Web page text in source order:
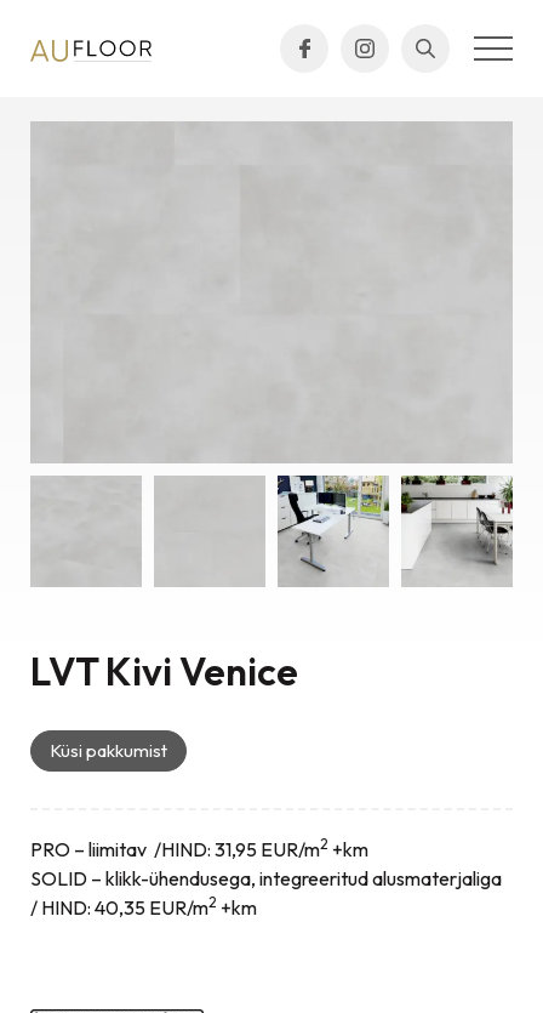
LVT Kivi Venice
Küsi pakkumist
PRO – liimitav /HIND: 31,95 EUR/m2 +km
SOLID – klikk-ühendusega, integreeritud alusmaterjaliga
/ HIND: 40,35 EUR/m2 +km